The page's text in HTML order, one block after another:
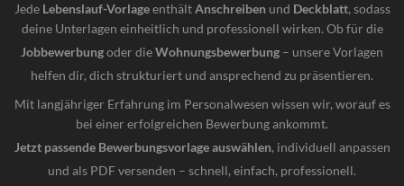
Jede Lebenslauf-VorlageenthältAnschreiben und Deckblatt, sodass
deine Unterlagen einheitlich und professionell wirken. Ob für die
Jobbewerbungoder dieWohnungsbewerbung – unsere Vorlagen
helfen dir, dich strukturiert und ansprechend zu präsentieren.
Mit langjähriger Erfahrung im Personalwesen wissen wir, worauf es
bei einer erfolgreichen Bewerbung ankommt.
Jetzt passende Bewerbungsvorlage auswählen, individuell anpassen
und als PDF versenden – schnell, einfach, professionell.